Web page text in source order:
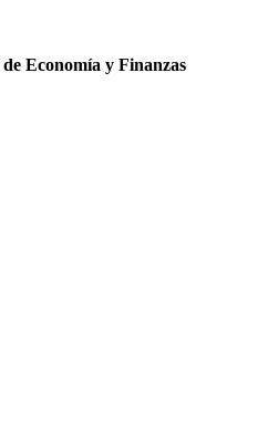
Economía y Finanzas